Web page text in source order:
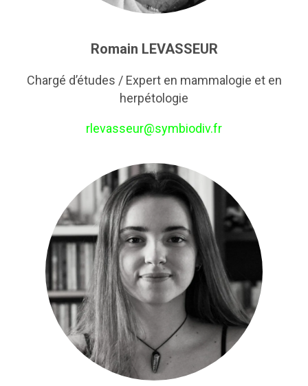
Romain LEVASSEUR
Chargé d’études / Expert en mammalogie et en
herpétologie
rlevasseur@symbiodiv.fr